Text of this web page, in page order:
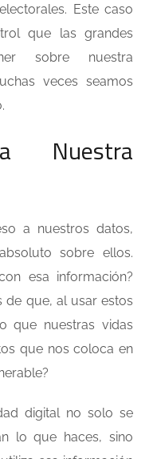
Este caso
que las grandes
sobre nuestra
veces seamos
Nuestra
a nuestros datos,
sobre ellos.
esa información?
de que, al usar estos
que nuestras vidas
que nos coloca en
digital no solo se
lo que haces, sino